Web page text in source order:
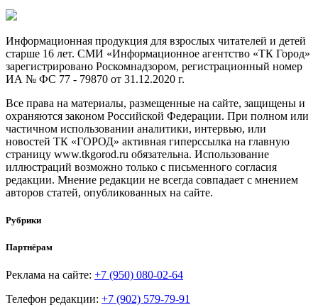
Информационная продукция для взрослых читателей и детей
старше 16 лет. СМИ «Информационное агентство «ТК Город»
зарегистрировано Роскомнадзором, регистрационный номер
ИА № ФС 77 - 79870 от 31.12.2020 г.
Все права на материалы, размещенные на сайте, защищены и
охраняются законом Российской Федерации. При полном или
частичном использовании аналитики, интервью, или
новостей ТК «ГОРОД» активная гиперссылка на главную
страницу www.tkgorod.ru обязательна. Использование
иллюстраций возможно только с письменного согласия
редакции. Мнение редакции не всегда совпадает с мнением
авторов статей, опубликованных на сайте.
Рубрики
Партнёрам
Реклама на сайте: +7 (950) 080-02-64
Телефон редакции: +7 (902) 579-79-91